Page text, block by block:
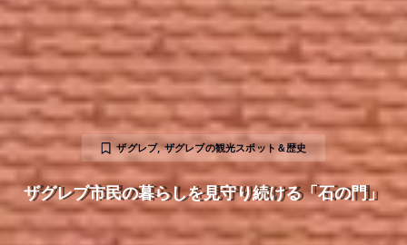
ザグレブ,ザグレブの観光スポット＆歴史
ザグレブ市民の暮らしを見守り続ける「石の門」